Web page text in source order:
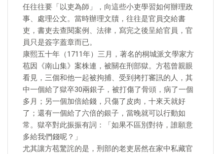
任往往要「以吏為師」，向這些小吏學習如何辦理政
事、處理公文。當時辦理文牘，往往是官員交給書
吏，書吏去查閱案例、法律，寫完之後呈給官員，官
員只是簽字蓋章而已。
康熙五十年（1711年）三月，著名的桐城派文學家方
苞因《南山集》案株連，被關在刑部獄。方苞曾親眼
看見，三個和他一起被拘捕、受到拷打審訊的人，其
中一個給了獄卒30兩銀子，被打傷了骨頭，病了一個
多月；另一個加倍給錢，只傷了皮肉，十來天就好
了；還有一個給了六倍的銀子，當晚就可以行動如
常。獄卒對此振振有詞：「如果不區別對待，誰願意
多給我們錢呢？」
​尤其讓方苞驚詫的是，刑部的老吏居然在家中私藏官